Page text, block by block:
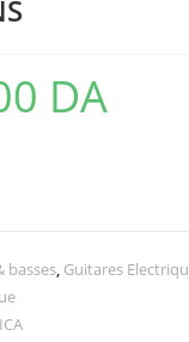
DA
basses, Guitares